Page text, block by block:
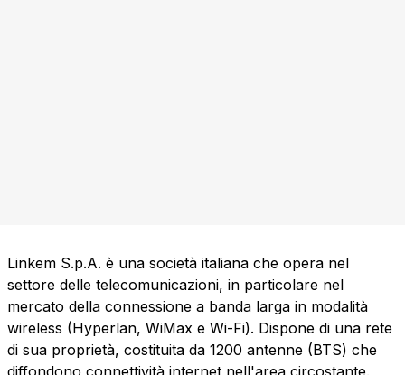
Linkem S.p.A. è una società italiana che opera nel
settore delle telecomunicazioni, in particolare nel
mercato della connessione a banda larga in modalità
wireless (Hyperlan, WiMax e Wi-Fi). Dispone di una rete
di sua proprietà, costituita da 1200 antenne (BTS) che